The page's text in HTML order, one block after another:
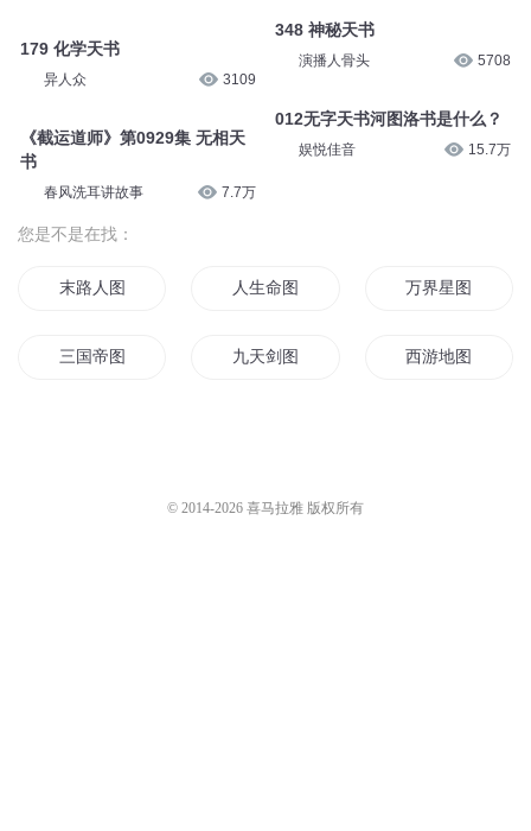
179 化学天书
异人众 3109
《截运道师》第0929集 无相天
书
春风洗耳讲故事 7.7万
348 神秘天书
演播人骨头 5708
012无字天书河图洛书是什么？
娱悦佳音 15.7万
您是不是在找：
末路人图 人生命图 万界星图
三国帝图 九天剑图 西游地图
© 2014-2026 喜马拉雅 版权所有